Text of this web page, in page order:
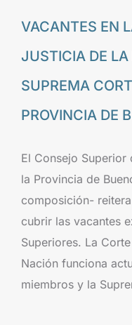
VACANTES EN
JUSTICIA DE
SUPREMA
PROVINCIA DE
El Consejo
la Provincia de
composición-
cubrir las vacantes
Superiores. La
Nación funciona
miembros y la